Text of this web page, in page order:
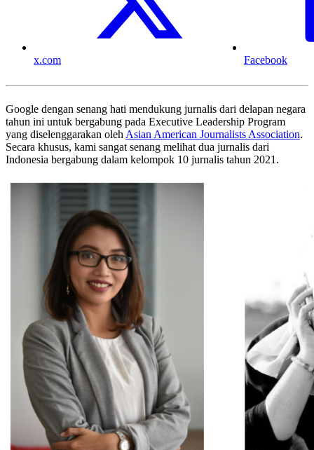
x.com Facebook
Google dengan senang hati mendukung jurnalis dari delapan negara
tahun ini untuk bergabung pada Executive Leadership Program
yang diselenggarakan olehAsian American Journalists Association.
Secara khusus, kami sangat senang melihat dua jurnalis dari
Indonesia bergabung dalam kelompok 10 jurnalis tahun 2021.